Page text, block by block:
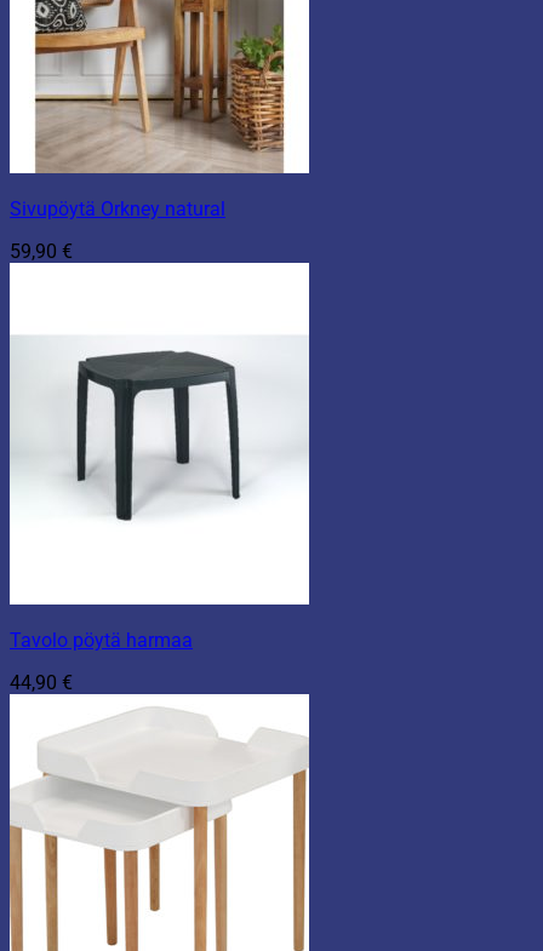
Sivupöytä Orkney natural
59,90 €
Tavolo pöytä harmaa
44,90 €